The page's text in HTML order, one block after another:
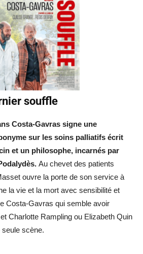
souffle
Costa-Gavras signe une
sur les soins palliatifs écrit
et un philosophe, incarnés par
Au chevet des patients
ouvre la porte de son service à
la vie et la mort avec sensibilité et
Costa-Gavras qui semble avoir
Charlotte Rampling ou Elizabeth Quin
seule scène.